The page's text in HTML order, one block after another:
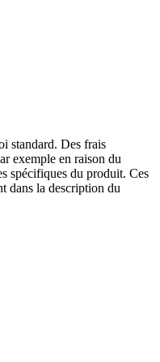
standard. Des frais
exemple en raison du
spécifiques du produit. Ces
dans la description du